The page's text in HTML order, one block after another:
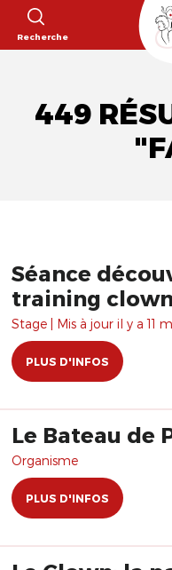
Recherche
449
Séance
training
Stage | Mis à jour il y a 11
PLUS D'INFOS
Le Bateau de
Organisme
PLUS D'INFOS